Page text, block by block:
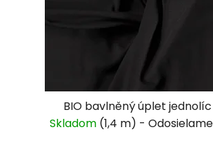
BIO bavlněný úplet
Skladom (1,4 m)